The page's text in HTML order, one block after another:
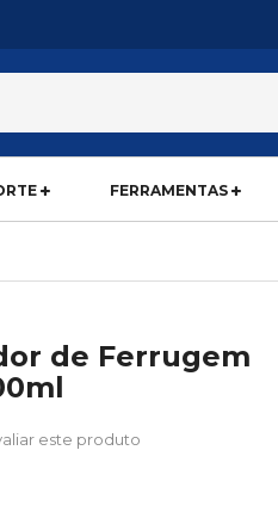
FERRAMENTAS
de Ferrugem
este produto